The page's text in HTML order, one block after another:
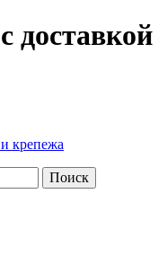
доставкой
крепежа
Поиск